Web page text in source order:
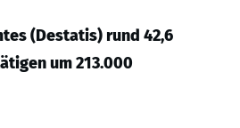
(Destatis) rund 42,6
um 213.000